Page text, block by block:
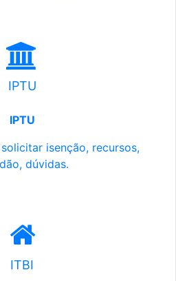
IPTU
IPTU
isenção, recursos,
dúvidas.
ITBI